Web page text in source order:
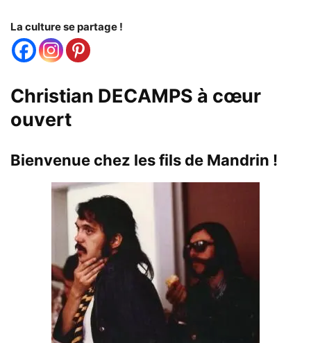
La culture se partage !
Christian DECAMPS à cœur
ouvert
Bienvenue chez les fils de Mandrin !